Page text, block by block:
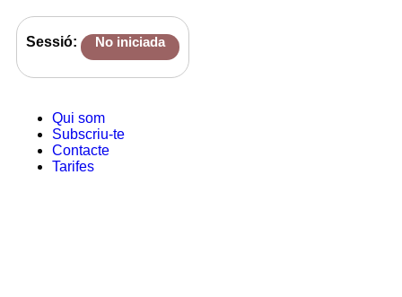
Sessió: No iniciada
Qui som
Subscriu-te
Contacte
Tarifes